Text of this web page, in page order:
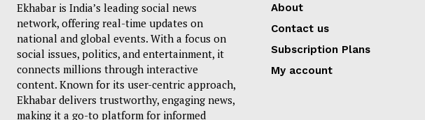
Ekhabar is India’s leading social news
network, offering real-time updates on
national and global events. With a focus on
social issues, politics, and entertainment, it
connects millions through interactive
content. Known for its user-centric approach,
Ekhabar delivers trustworthy, engaging news,
making it a go-to platform for informed
About
Contact us
Subscription Plans
My account